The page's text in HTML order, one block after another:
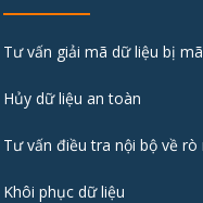
Tư vấn giải mã dữ liệu bị
Hủy dữ liệu an toàn
Tư vấn điều tra nội bộ về rò
Khôi phục dữ liệu